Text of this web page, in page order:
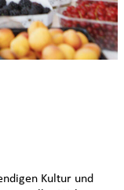
Kultur und